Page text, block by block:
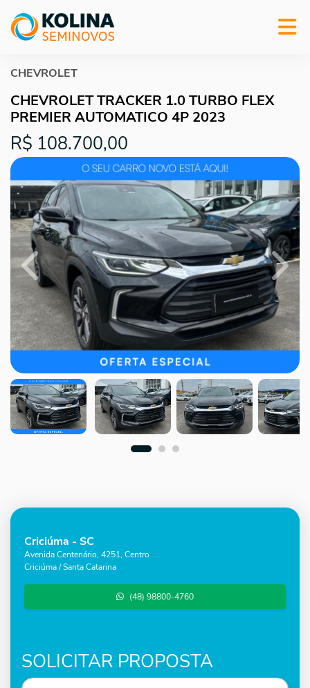
CHEVROLET
CHEVROLET TRACKER 1.0 TURBO FLEX
PREMIER AUTOMATICO 4P 2023
R$ 108.700,00
Previous Next
Criciúma - SC
Avenida Centenário, 4251, Centro
Criciúma / Santa Catarina
(48) 98800-4760
SOLICITAR PROPOSTA